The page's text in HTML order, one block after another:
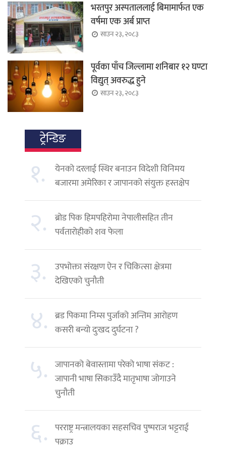
भरतपुर अस्पताललाई बिमामार्फत एक
वर्षमा एक अर्ब प्राप्त
साउन २३, २०८३
पूर्वका पाँच जिल्लामा शनिबार १२ घण्टा
विद्युत् अवरुद्ध हुने
साउन २३, २०८३
ट्रेन्डिङ
१.
येनको दरलाई स्थिर बनाउन विदेशी विनिमय
बजारमा अमेरिका र जापानको संयुक्त हस्तक्षेप
२. ब्रोड पिक हिमपहिरोमा नेपालीसहित तीन
पर्वतारोहीको शव फेला
३.
उपभोक्ता संरक्षण ऐन र चिकित्सा क्षेत्रमा
देखिएको चुनौती
४. ब्रड पिकमा निम्स पुर्जाको अन्तिम आरोहण
कसरी बन्यो दुःखद दुर्घटना ?
५. जापानको बेवास्तामा परेको भाषा संकट :
जापानी भाषा सिकाउँदै मातृभाषा जोगाउने
चुनौती
६. परराष्ट्र मन्त्रालयका सहसचिव पुष्पराज भट्टराई
पक्राउ